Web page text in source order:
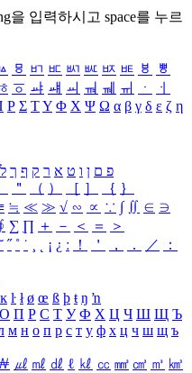
을 입력하시고 space를 누르
ㅱ ㅲ ㅳ ㅴ ㅵ ㅶ ㅷ ㅸ
ㅹ
ㆆ ㆇ ㆈ ㆉ ㆊ ㆋ ㆌ ㆍ
ㆎ
Ρ Σ ΤΥ Φ Χ Ψ Ω α β γ δ ε ζ η
פ ם ן ו ט א ר ק ף ך ל
＂ （ ） ［ ］ ｛ ｝
≒ ≪ ≫ √ ∽ ∝ ∵ ∫ ∬ ∈ ∋
∑ ∏ ＋ － ＜ ＝
＞
˘ ˝ ˚ ˙ ¸ ¡ ¿ ː ！ ＇ ， ． ／
：
ĸ ŀ ł ø œ ß þ ŧ ŋ ŉ
О П Р С Т У Ф Х Ц Ч Ш Щ Ъ
м н о п р с т у ф х ц ч ш щ ъ
㎕ ㎖ ㎗ ℓ ㎘ ㏄ ㎣ ㎤ ㎥ ㎦